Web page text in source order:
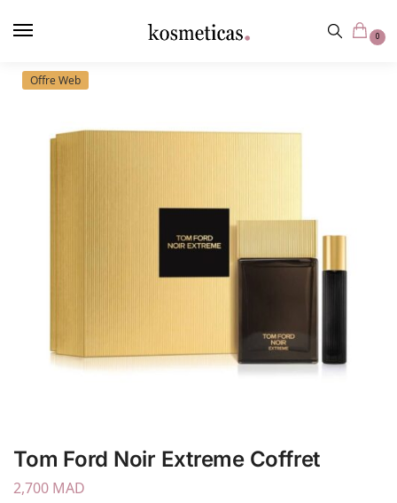
principal
0
Offre Web
Tom Ford Noir Extreme Coffret
2,700 MAD